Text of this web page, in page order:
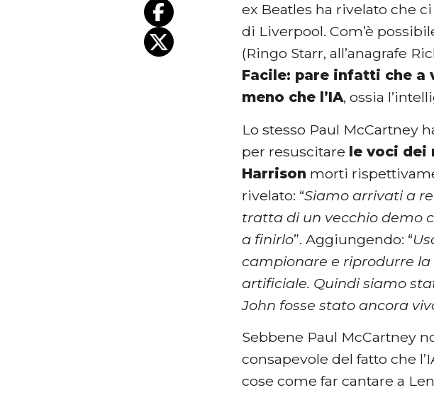
ex Beatles ha rivelato che
di Liverpool. Com’è
(Ringo Starr, all’anagrafe
Facile: pare infatti che a
meno che l’IA, ossia
Lo stesso Paul McCartney
per resuscitare le voci dei
Harrison morti
rivelato: “Siamo arrivati a
tratta di un vecchio demo
a finirlo”. Aggiungendo: “
campionare e riprodurre la
artificiale. Quindi siamo
John fosse stato ancora
Sebbene Paul McCartney
consapevole del fatto che
cose come far cantare a